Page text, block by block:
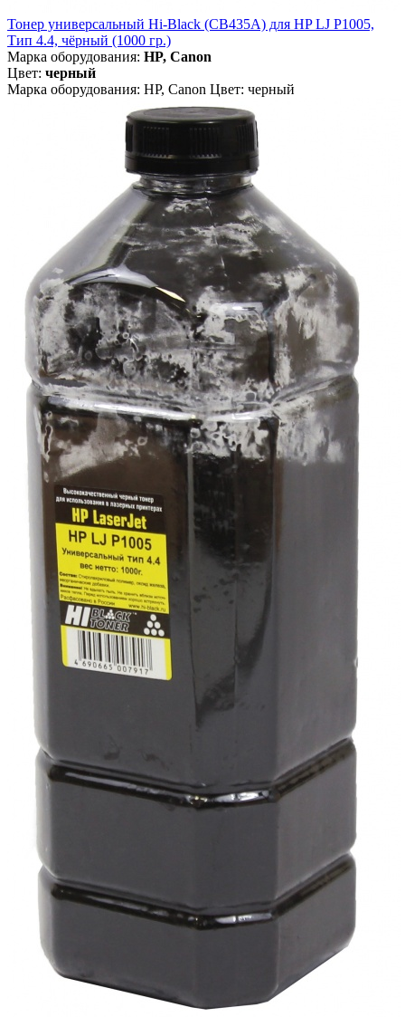
Тонер универсальный Hi-Black (CB435A) для HP LJ P1005,
Тип 4.4, чёрный (1000 гр.)
Марка оборудования: HP, Canon
Цвет: черный
Марка оборудования: HP, Canon Цвет: черный